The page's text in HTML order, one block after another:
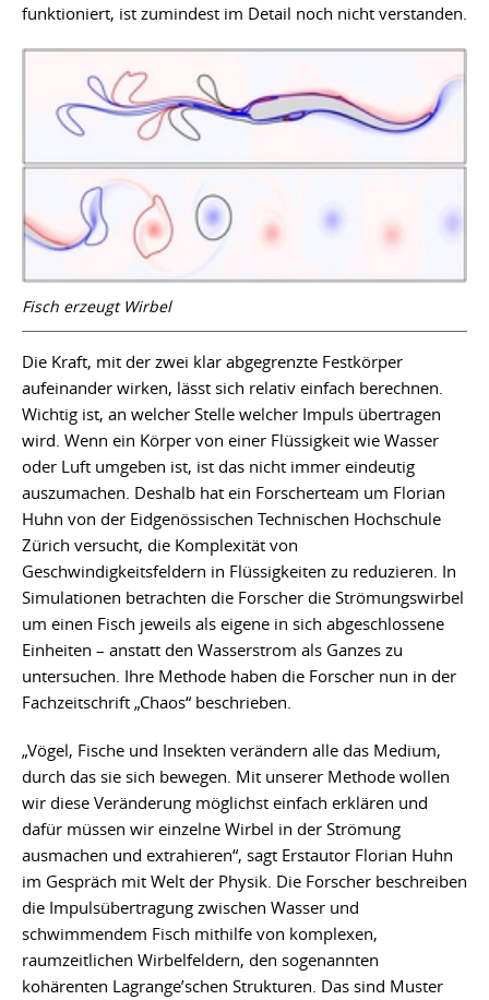
funktioniert, ist zumindest im Detail noch nicht verstanden.
Fisch erzeugt Wirbel
Die Kraft, mit der zwei klar abgegrenzte Festkörper
aufeinander wirken, lässt sich relativ einfach berechnen.
Wichtig ist, an welcher Stelle welcher Impuls übertragen
wird. Wenn ein Körper von einer Flüssigkeit wie Wasser
oder Luft umgeben ist, ist das nicht immer eindeutig
auszumachen. Deshalb hat ein Forscherteam um Florian
Huhn von der Eidgenössischen Technischen Hochschule
Zürich versucht, die Komplexität von
Geschwindigkeitsfeldern in Flüssigkeiten zu reduzieren. In
Simulationen betrachten die Forscher die Strömungswirbel
um einen Fisch jeweils als eigene in sich abgeschlossene
Einheiten – anstatt den Wasserstrom als Ganzes zu
untersuchen. Ihre Methode haben die Forscher nun in der
Fachzeitschrift „Chaos“ beschrieben.
„Vögel, Fische und Insekten verändern alle das Medium,
durch das sie sich bewegen. Mit unserer Methode wollen
wir diese Veränderung möglichst einfach erklären und
dafür müssen wir einzelne Wirbel in der Strömung
ausmachen und extrahieren“, sagt Erstautor Florian Huhn
im Gespräch mit Welt der Physik. Die Forscher beschreiben
die Impulsübertragung zwischen Wasser und
schwimmendem Fisch mithilfe von komplexen,
raumzeitlichen Wirbelfeldern, den sogenannten
kohärenten Lagrange’schen Strukturen. Das sind Muster